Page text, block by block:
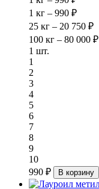
1 кг – 990 ₽
25 кг – 20 750 ₽
100 кг – 80 000 ₽
1 шт.
1
2
3
4
5
6
7
8
9
10
990 ₽
В корзину